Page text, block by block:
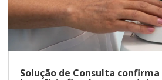
Solução de Consulta